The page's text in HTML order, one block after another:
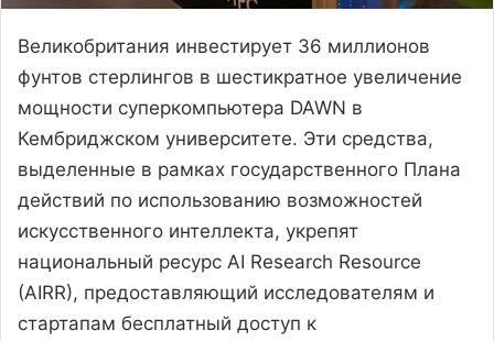
Великобритания инвестирует 36 миллионов
фунтов стерлингов в шестикратное увеличение
мощности суперкомпьютера DAWN в
Кембриджском университете. Эти средства,
выделенные в рамках государственного Плана
действий по использованию возможностей
искусственного интеллекта, укрепят
национальный ресурс AI Research Resource
(AIRR), предоставляющий исследователям и
стартапам бесплатный доступ к